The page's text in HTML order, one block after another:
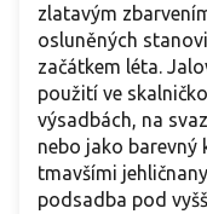
zlatavým
osluněných
začátkem léta.
použití ve
výsadbách, na
nebo jako barevný
tmavšími
podsadba pod